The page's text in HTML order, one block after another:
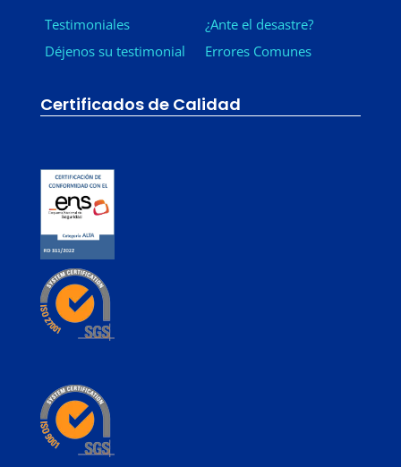
Testimoniales
Déjenos su testimonial
¿Ante el desastre?
Errores Comunes
Certificados de Calidad